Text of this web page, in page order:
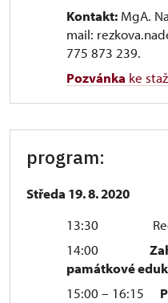
Kontakt: MgA.
mail:
775 873 239.
Pozvánka ke
program:
Středa 19. 8. 2020
13:30
14:00
památkové
15:00 – 16:15